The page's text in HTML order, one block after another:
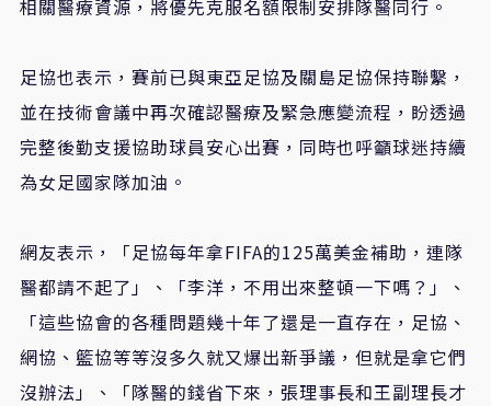
相關醫療資源，將優先克服名額限制安排隊醫同行。
足協也表示，賽前已與東亞足協及關島足協保持聯繫，
並在技術會議中再次確認醫療及緊急應變流程，盼透過
完整後勤支援協助球員安心出賽，同時也呼籲球迷持續
為女足國家隊加油。
網友表示，「足協每年拿FIFA的125萬美金補助，連隊
醫都請不起了」、「李洋，不用出來整頓一下嗎？」、
「這些協會的各種問題幾十年了還是一直存在，足協、
網協、籃協等等沒多久就又爆出新爭議，但就是拿它們
沒辦法」、「隊醫的錢省下來，張理事長和王副理長才